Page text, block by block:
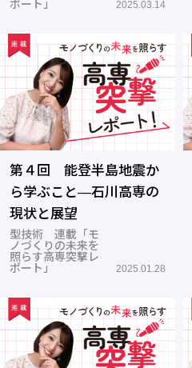
ポート」
2025.03.14
第４回 能登半島地震か
ら学ぶこと―石川高専の
現状と展望
型技術 連載「モ
ノづくりの未来を
照らす高専突撃レ
ポート」
2025.01.28